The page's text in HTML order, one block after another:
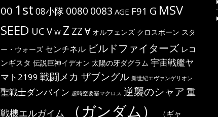
00 1st 08小隊 0080 0083 AGE F91 G MSV
SEED UC V W Z ΖΖ ∀ オルフェンズ クロスボーン スタ
ー・ウォーズ センチネル ビルドファイターズ レコ
ンギスタ 伝説巨神イデオン 太陽の牙ダグラム 宇宙戦艦ヤ
マト2199 戦闘メカ ザブングル 新世紀エヴァンゲリオン
聖戦士ダンバイン 超時空要塞マクロス 逆襲のシャア 重
戦機エルガイム
（ガンダム） （ギャ